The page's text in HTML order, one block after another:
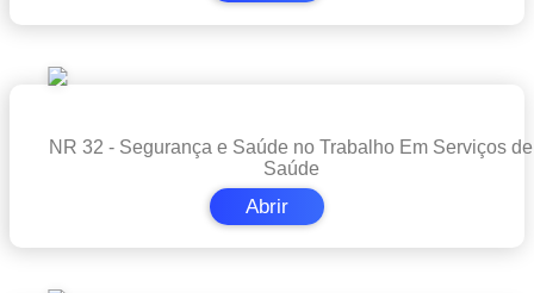
NR 32 - Segurança e Saúde no Trabalho Em Serviços de
Saúde
Abrir